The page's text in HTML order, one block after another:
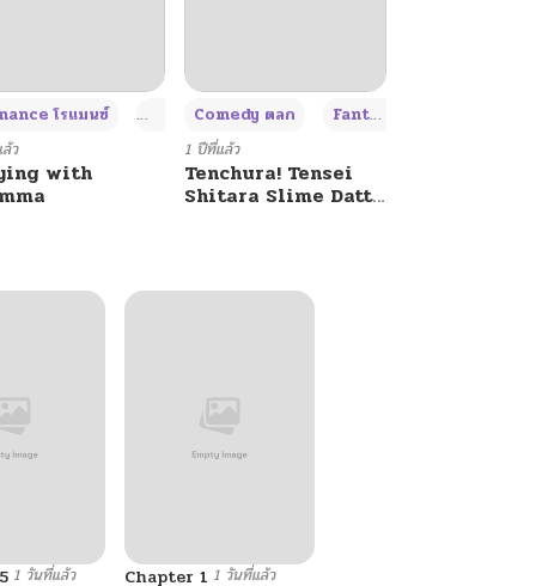
+4
โรแมนซ์ Adult ผู้ใหญ่ +4
ว
with
Comedy ตลก Fantasy แฟนตาซี
1 ปีที่แล้ว
Tenchura! Tensei
Shitara Slime Datta
1 วันที่แล้ว Chapter 1 1 วันที่แล้ว